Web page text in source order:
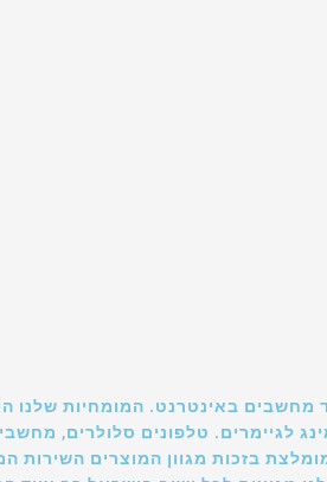
מחשבים באינטרנט. המומחיות שלנו
לגיימרים. טלפונים סלולרים,
בזכות מגוון המוצרים